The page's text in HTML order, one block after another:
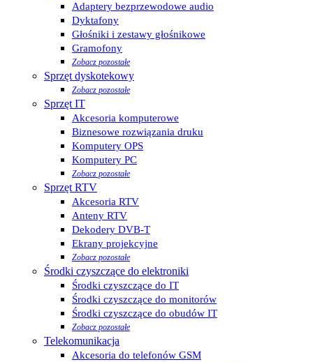
Adaptery bezprzewodowe audio
Dyktafony
Głośniki i zestawy głośnikowe
Gramofony
Zobacz pozostałe
Sprzęt dyskotekowy
Zobacz pozostałe
Sprzęt IT
Akcesoria komputerowe
Biznesowe rozwiązania druku
Komputery OPS
Komputery PC
Zobacz pozostałe
Sprzęt RTV
Akcesoria RTV
Anteny RTV
Dekodery DVB-T
Ekrany projekcyjne
Zobacz pozostałe
Środki czyszczące do elektroniki
Środki czyszczące do IT
Środki czyszczące do monitorów
Środki czyszczące do obudów IT
Zobacz pozostałe
Telekomunikacja
Akcesoria do telefonów GSM